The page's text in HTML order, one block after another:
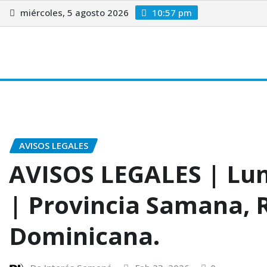
miércoles, 5 agosto 2026 10:57 pm
AVISOS LEGALES
AVISOS LEGALES |
| Provincia Samana,
Dominicana.